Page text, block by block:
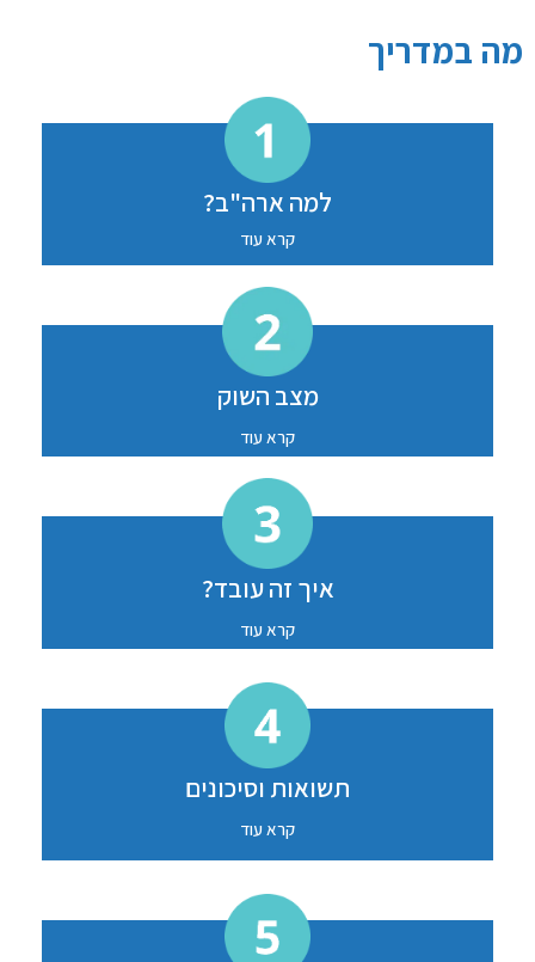
מה במדריך
למה ארה"ב?
קרא עוד
מצב השוק
קרא עוד
איך זה עובד?
קרא עוד
תשואות וסיכונים
קרא עוד